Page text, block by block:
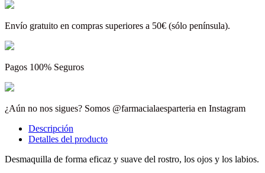
Envío gratuito en compras superiores a 50€ (sólo península).
Pagos 100% Seguros
¿Aún no nos sigues? Somos @farmacialaesparteria en Instagram
Descripción
Detalles del producto
Desmaquilla de forma eficaz y suave del rostro, los ojos y los labios.